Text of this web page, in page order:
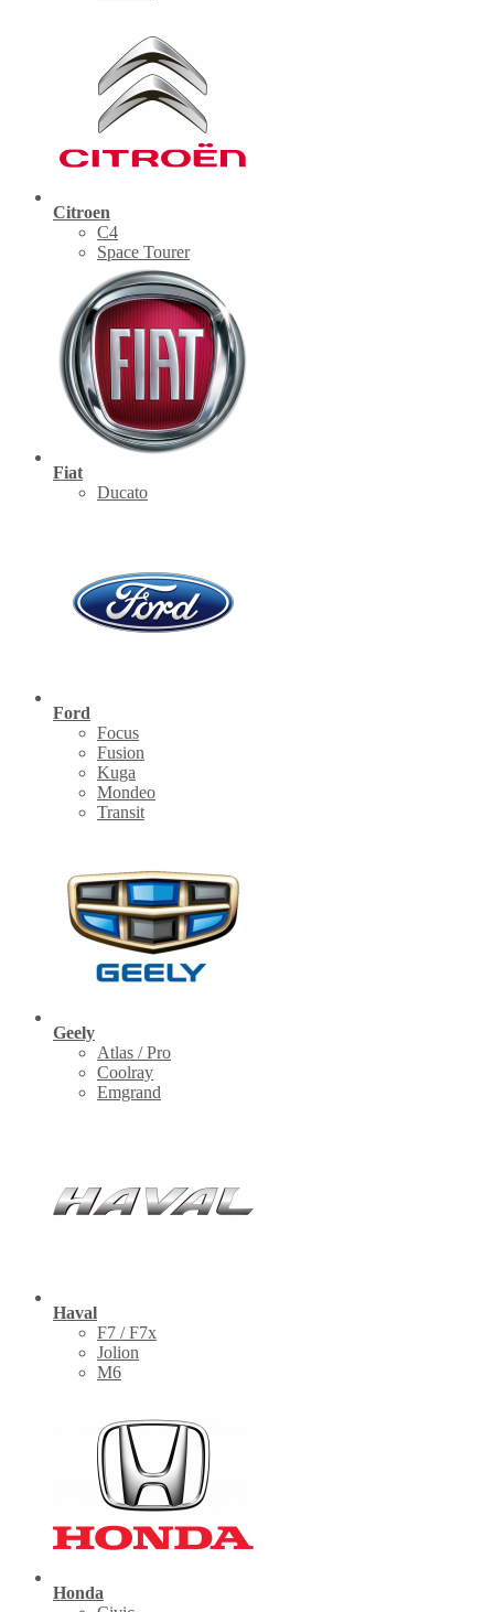
Citroen
C4
Space Tourer
Fiat
Ducato
Ford
Focus
Fusion
Kuga
Mondeo
Transit
Geely
Atlas / Pro
Coolray
Emgrand
Haval
F7 / F7x
Jolion
M6
Honda